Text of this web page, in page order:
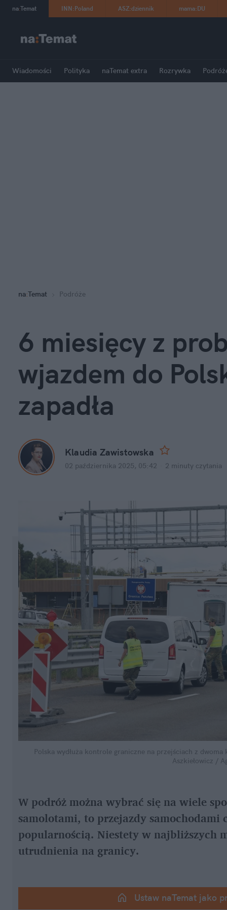
na:Temat INN:Poland ASZ:dziennik mama:DU
Wiadomości Polityka naTemat extra Rozrywka
na:Temat Podróże
6 miesięcy z
wjazdem do
zapadła
Klaudia Zawistowska
02 października 2025, 05:42 2 minuty czytania
Polska wydłuża kontrole graniczne na przejściach z
Aszkiełowicz /
W podróż można wybrać się na wiele
samolotami, to przejazdy samochodami
popularnością. Niestety w najbliższych
utrudnienia na granicy.
Ustaw naTemat jako